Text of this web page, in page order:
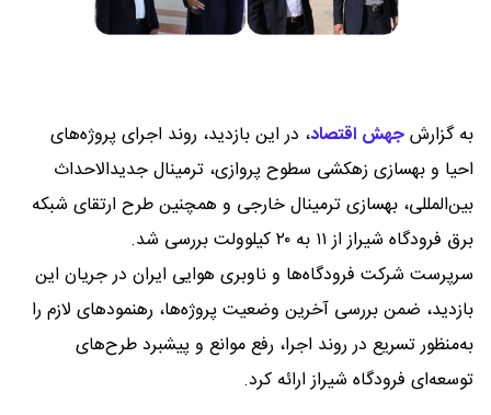
به گزارشجهش اقتصاد، در این بازدید، روند اجرای پروژه‌های
احیا و بهسازی زهکشی سطوح پروازی، ترمینال جدیدالاحداث
بین‌المللی، بهسازی ترمینال خارجی و همچنین طرح ارتقای شبکه
برق فرودگاه شیراز از ۱۱ به ۲۰ کیلوولت بررسی شد.
سرپرست شرکت فرودگاه‌ها و ناوبری هوایی ایران در جریان این
بازدید، ضمن بررسی آخرین وضعیت پروژه‌ها، رهنمودهای لازم را
به‌منظور تسریع در روند اجرا، رفع موانع و پیشبرد طرح‌های
توسعه‌ای فرودگاه شیراز ارائه کرد.